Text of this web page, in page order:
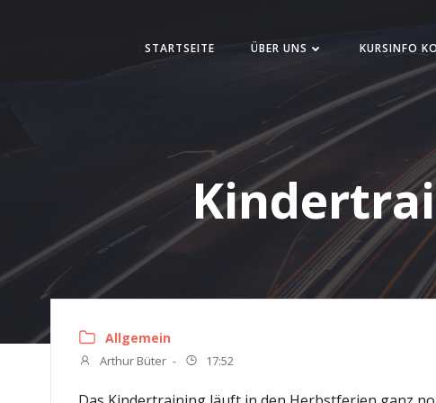
STARTSEITE ÜBER UNS KURSINFO
Allgemein
Arthur Büter - 17:52